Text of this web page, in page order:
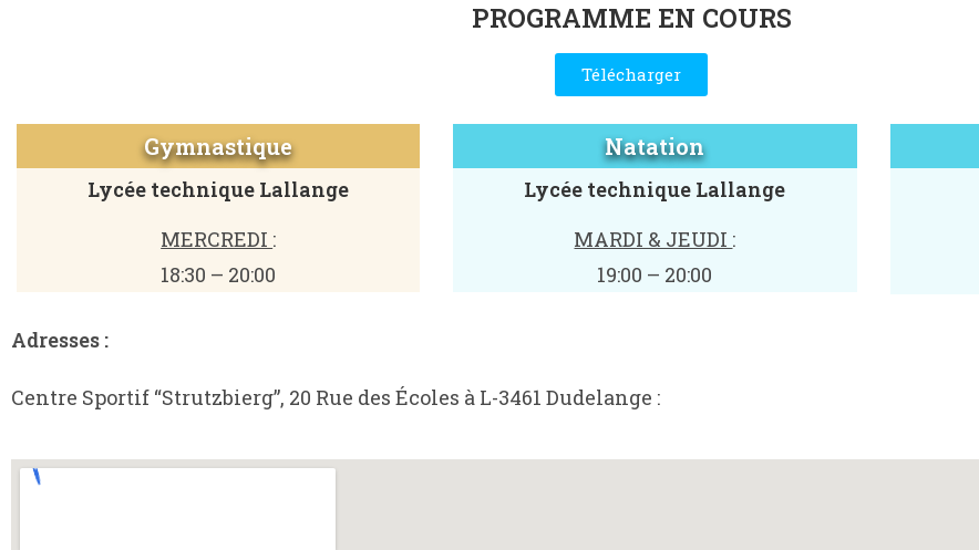
PROGRAMME EN COURS
Télécharger
Gymnastique
Lycée technique Lallange
MERCREDI :
18:30 – 20:00
Natation
Lycée technique Lallange
MARDI & JEUDI :
19:00 – 20:00
Adresses :
Centre Sportif “Strutzbierg”, 20 Rue des Écoles à L-3461 Dudelange :